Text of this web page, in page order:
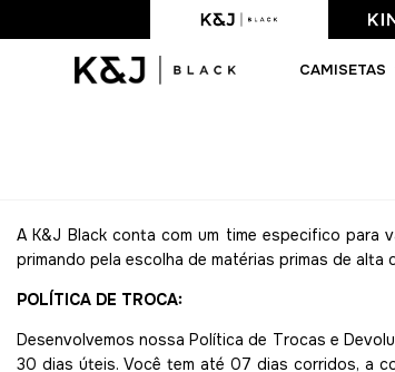
Frete Grátis acima de
CAMISETAS
A K&J Black conta com um time especifico
primando pela escolha de matérias primas de
POLÍTICA DE TROCA:
Desenvolvemos nossa Política de Trocas e
30 dias úteis. Você tem até 07 dias corridos, a